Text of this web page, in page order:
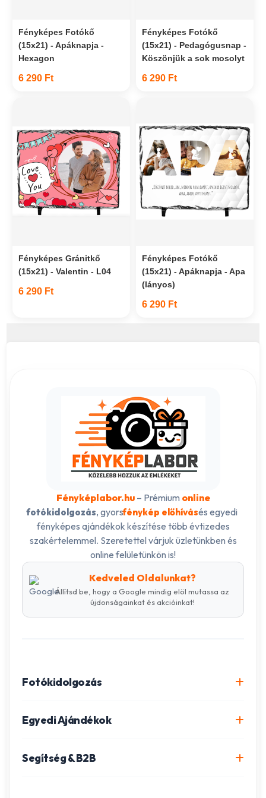
Fényképes Fotókő
(15x21) - Apáknapja -
Hexagon
6 290 Ft
Fényképes Fotókő
(15x21) - Pedagógusnap -
Köszönjük a sok mosolyt
6 290 Ft
Fényképes Gránitkő
(15x21) - Valentin - L04
6 290 Ft
Fényképes Fotókő
(15x21) - Apáknapja - Apa
(lányos)
6 290 Ft
Fényképlabor.hu– Prémium online
fotókidolgozás, gyorsfénykép előhívásés egyedi
fényképes ajándékok készítése több évtizedes
szakértelemmel. Szeretettel várjuk üzletünkben és
online felületünkön is!
Kedveled Oldalunkat?
Állítsd be, hogy a Google mindig elöl mutassa az
újdonságainkat és akcióinkat!
Fotókidolgozás
Igazolványkép készítés
Egyedi Ajándékok
Segítség & B2B